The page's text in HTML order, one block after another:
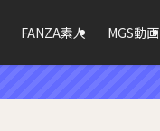
FANZA素人 MGS動画